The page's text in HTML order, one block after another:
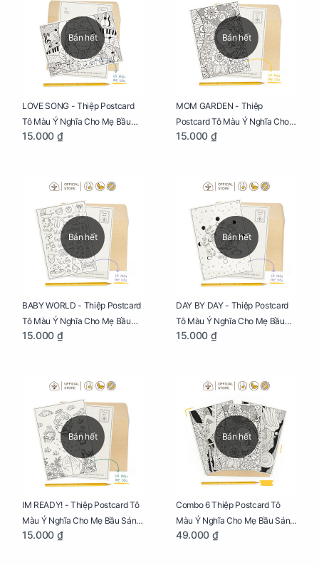
Bán hết
LOVE SONG - Thiệp Postcard
Tô Màu Ý Nghĩa Cho Mẹ Bầu
Sáng Tạo, Thư Giãn Và Hạnh
15.000 ₫
Bán hết
MOM GARDEN - Thiệp
Postcard Tô Màu Ý Nghĩa Cho
Mẹ Bầu Sáng Tạo, Thư Giãn Và
15.000 ₫
Bán hết
BABY WORLD - Thiệp Postcard
Tô Màu Ý Nghĩa Cho Mẹ Bầu
Sáng Tạo, Thư Giãn Và Hạnh
15.000 ₫
Bán hết
DAY BY DAY - Thiệp Postcard
Tô Màu Ý Nghĩa Cho Mẹ Bầu
Sáng Tạo, Thư Giãn Và Hạnh
15.000 ₫
Bán hết
IM READY! - Thiệp Postcard Tô
Màu Ý Nghĩa Cho Mẹ Bầu Sáng
Tạo, Thư Giãn Và Hạnh Phúc
15.000 ₫
Bán hết
Combo 6 Thiệp Postcard Tô
Màu Ý Nghĩa Cho Mẹ Bầu Sáng
Tạo, Thư Giãn Và Hạnh Phúc
49.000 ₫